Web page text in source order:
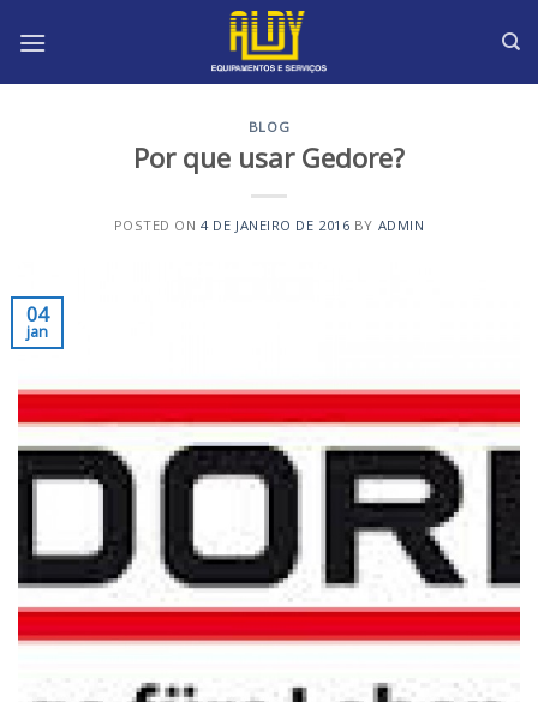
BLOG
Por que usar Gedore?
POSTED ON4 DE JANEIRO DE 2016 BY ADMIN
04
jan